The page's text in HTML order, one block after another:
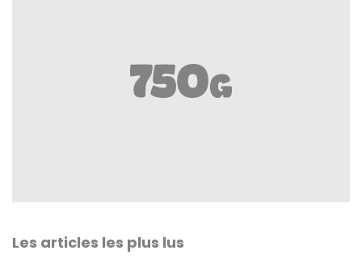
Les articles les plus lus